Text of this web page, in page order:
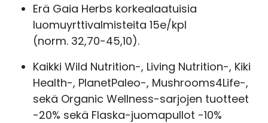
Erä Gaia Herbs korkealaatuisia
luomuyrttivalmisteita 15e/kpl
(norm. 32,70-45,10).
Kaikki Wild Nutrition-, Living Nutrition-, Kiki
Health-, PlanetPaleo-, Mushrooms4Life-,
sekä Organic Wellness-sarjojen tuotteet
-20% sekä Flaska-juomapullot -10%